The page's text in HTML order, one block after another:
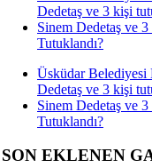
Dedetaş ve 3 kişi
Sinem Dedetaş ve
Tutuklandı?
Üsküdar Belediyesi
Dedetaş ve 3 kişi
Sinem Dedetaş ve
Tutuklandı?
SON EKLENEN